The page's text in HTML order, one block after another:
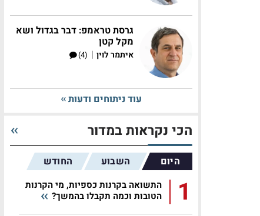
גרסת טראמפ: דבר בגדול ושא
מקל קטן
איתמר לוין |
(4)
עוד ניתוחים ודעות
הכי נקראות במדור
היום השבוע החודש
1
התשואה בקרנות כספיות, מי הקרנות
הטובות וכמה תקבלו בהמשך?